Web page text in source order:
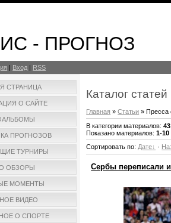
- ПРОГНОЗ
| Вход | RSS
СТРАНИЦА
О САЙТЕ
ПРОГНОЗОВ
ТУРНИРЫ
ОБЗОРЫ
МОМЕНТЫ
ВИДЕО
О СПОРТЕ
Каталог статей
Главная »Статьи » Пресса
В категории материалов:43
Показано материалов:1-10
Сортировать по: Дате ·
Сербы переписали